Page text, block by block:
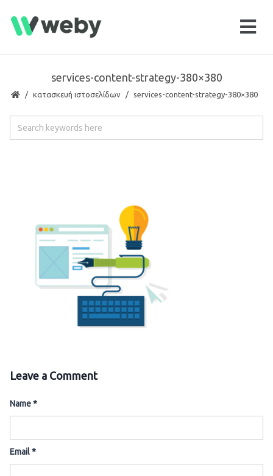
services-content-strategy-380×380
κατασκευή ιστοσελίδων services-content-strategy-380×380
Leave a Comment
Name*
Email*